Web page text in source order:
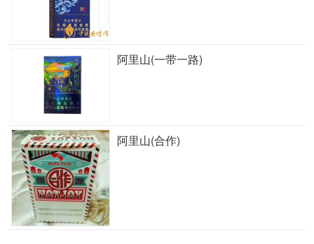
阿里山(一带一路)
阿里山(合作)